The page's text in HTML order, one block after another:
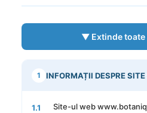
▼ Extinde
1 INFORMAȚII DESPRE SITE
1.1
Site-ul web